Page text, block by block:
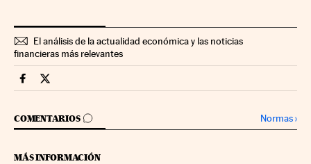
El análisis de la actualidad económica y las noticias
financieras más relevantes
Mercados Financieros Cinco Días en Facebook
Mercados Financieros Cinco Días en Twitter
COMENTARIOS
IR A LOS COMENTARIOS Normas›
MÁS INFORMACIÓN